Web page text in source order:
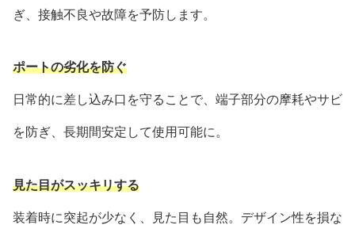
ぎ、接触不良や故障を予防します。
ポートの劣化を防ぐ
日常的に差し込み口を守ることで、端子部分の摩耗やサビ
を防ぎ、長期間安定して使用可能に。
見た目がスッキリする
装着時に突起が少なく、見た目も自然。デザイン性を損な